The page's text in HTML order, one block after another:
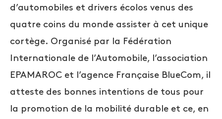
d’automobiles et drivers écolos venus des
quatre coins du monde assister à cet unique
cortège. Organisé par la Fédération
Internationale de l’Automobile, l’association
EPAMAROC et l’agence Française BlueCom, il
atteste des bonnes intentions de tous pour
la promotion de la mobilité durable et ce, en